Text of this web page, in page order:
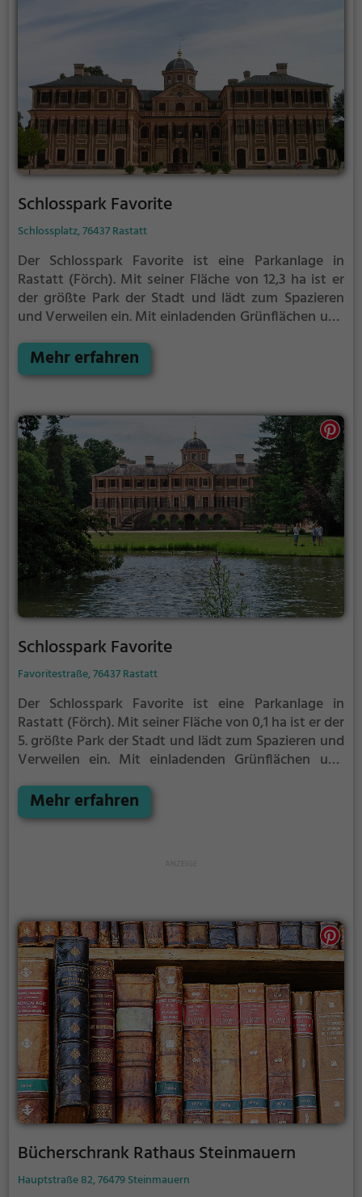
Schlosspark Favorite
Schlossplatz, 76437 Rastatt
Der Schlosspark Favorite ist eine Parkanlage in
Rastatt (Förch). Mit seiner Fläche von 12,3 ha ist er
der größte Park der Stadt und lädt zum Spazieren
und Verweilen ein.Mit einladenden Grünflächen und
zahlreiche Möglichkeiten zur Entspannung.
Mehr erfahren
Schlosspark Favorite
Favoritestraße, 76437 Rastatt
Der Schlosspark Favorite ist eine Parkanlage in
Rastatt (Förch).Mit seiner Fläche von 0,1 ha ist er der
5. größte Park der Stadt und lädt zum Spazieren und
Verweilen ein. Mit einladenden Grünflächen und
zahlreiche Möglichkeiten zur Entspannung.
Mehr erfahren
Bücherschrank Rathaus Steinmauern
Hauptstraße 82, 76479 Steinmauern